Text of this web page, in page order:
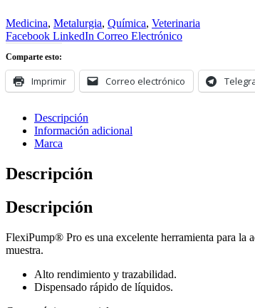
Medicina, Metalurgia, Química, Veterinaria
Facebook LinkedIn Correo Electrónico
Comparte esto:
Imprimir Correo electrónico
Descripción
Información adicional
Marca
Descripción
Descripción
FlexiPump® Pro es una excelente herramienta para la
muestra.
Alto rendimiento y trazabilidad.
Dispensado rápido de líquidos.